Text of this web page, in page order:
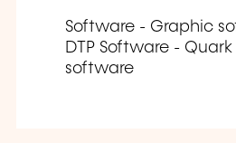
Software - Graphic
DTP Software - Quark
software